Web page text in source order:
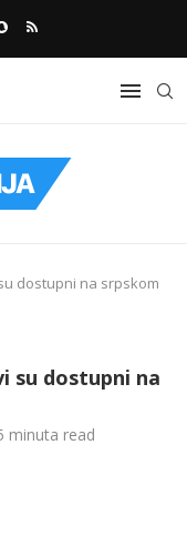
dostupni na srpskom
su dostupni na
minuta read